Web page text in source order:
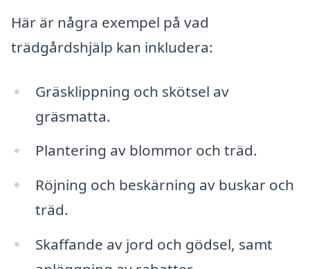
Här är några exempel på vad
trädgårdshjälp kan inkludera:
Gräsklippning och skötsel av
gräsmatta.
Plantering av blommor och träd.
Röjning och beskärning av buskar och
träd.
Skaffande av jord och gödsel, samt